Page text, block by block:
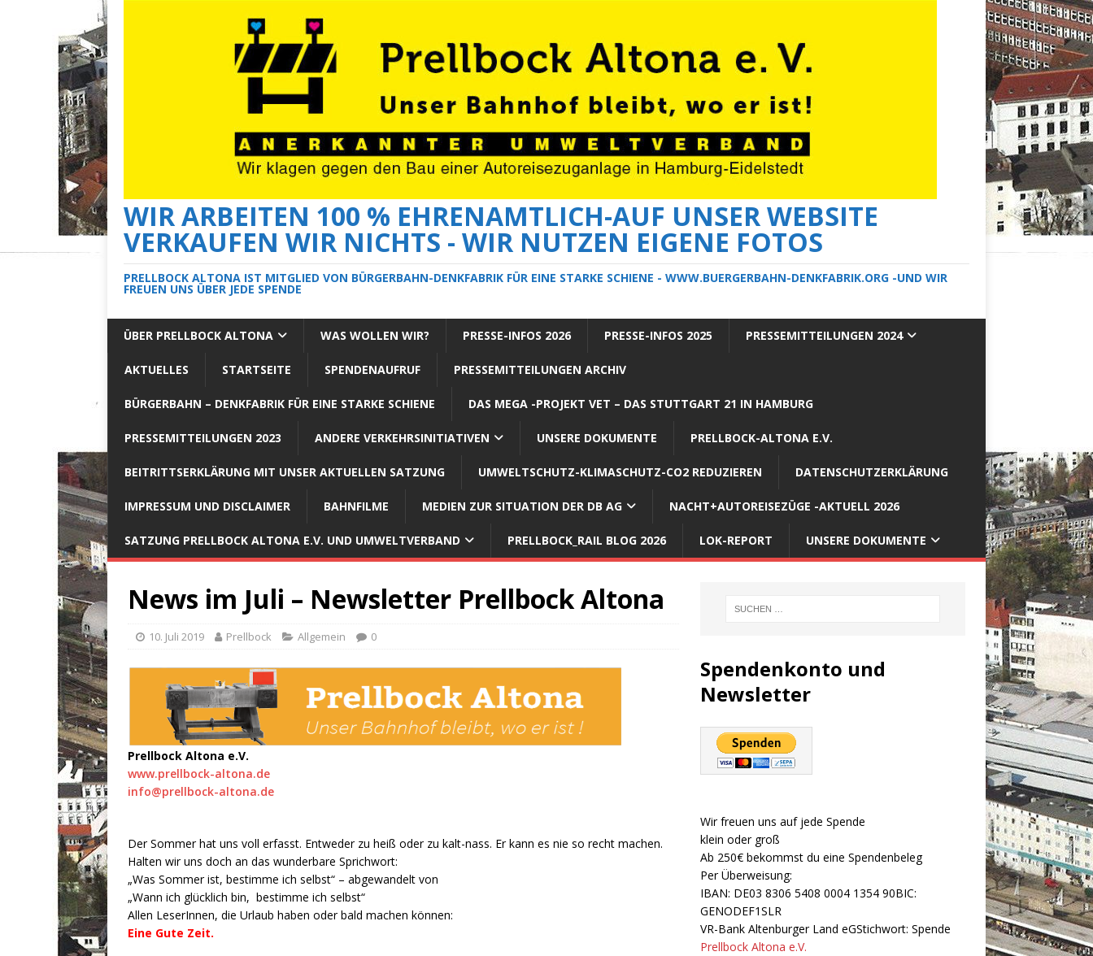
WIR ARBEITEN 100 % EHRENAMTLICH-AUF UNSER WEBSITE
VERKAUFEN WIR NICHTS - WIR NUTZEN EIGENE FOTOS
PRELLBOCK ALTONA IST MITGLIED VON BÜRGERBAHN-DENKFABRIK FÜR EINE STARKE SCHIENE - WWW.BUERGERBAHN-DENKFABRIK.ORG -UND WIR
FREUEN UNS ÜBER JEDE SPENDE
ÜBER PRELLBOCK ALTONA WAS WOLLEN WIR? PRESSE-INFOS 2026 PRESSE-INFOS 2025 PRESSEMITTEILUNGEN 2024
AKTUELLES STARTSEITE SPENDENAUFRUF PRESSEMITTEILUNGEN ARCHIV
BÜRGERBAHN – DENKFABRIK FÜR EINE STARKE SCHIENE DAS MEGA -PROJEKT VET – DAS STUTTGART 21 IN HAMBURG
PRESSEMITTEILUNGEN 2023 ANDERE VERKEHRSINITIATIVEN UNSERE DOKUMENTE PRELLBOCK-ALTONA E.V.
BEITRITTSERKLÄRUNG MIT UNSER AKTUELLEN SATZUNG UMWELTSCHUTZ-KLIMASCHUTZ-CO2 REDUZIEREN DATENSCHUTZERKLÄRUNG
IMPRESSUM UND DISCLAIMER BAHNFILME MEDIEN ZUR SITUATION DER DB AG NACHT+AUTOREISEZÜGE -AKTUELL 2026
SATZUNG PRELLBOCK ALTONA E.V. UND UMWELTVERBAND PRELLBOCK_RAIL BLOG 2026 LOK-REPORT UNSERE DOKUMENTE
News im Juli – Newsletter Prellbock Altona
10. Juli 2019 Prellbock Allgemein 0
Prellbock Altona e.V.
www.prellbock-altona.de
info@prellbock-altona.de
Der Sommer hat uns voll erfasst. Entweder zu heiß oder zu kalt-nass. Er kann es nie so recht machen.
Halten wir uns doch an das wunderbare Sprichwort:
„Was Sommer ist, bestimme ich selbst“ – abgewandelt von
„Wann ich glücklich bin, bestimme ich selbst“
Allen LeserInnen, die Urlaub haben oder bald machen können:
Eine Gute Zeit.
Spendenkonto und
Newsletter
Wir freuen uns auf jede Spende
klein oder groß
Ab 250€ bekommst du eine Spendenbeleg
Per Überweisung:
IBAN: DE03 8306 5408 0004 1354 90BIC:
GENODEF1SLR
VR-Bank Altenburger Land eGStichwort: Spende
Prellbock Altona e.V.